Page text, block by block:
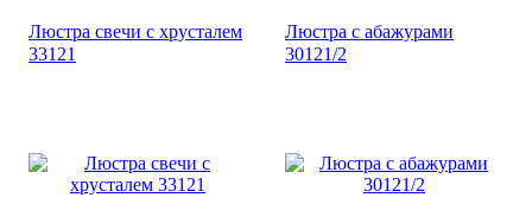
Люстра свечи с хрусталем
33121
Люстра с абажурами
30121/2